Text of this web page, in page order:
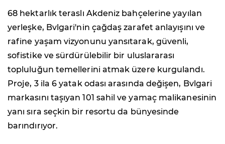
68 hektarlık teraslı Akdeniz bahçelerine yayılan
yerleşke, Bvlgari'nin çağdaş zarafet anlayışını ve
rafine yaşam vizyonunu yansıtarak, güvenli,
sofistike ve sürdürülebilir bir uluslararası
topluluğun temellerini atmak üzere kurgulandı.
Proje, 3 ila 6 yatak odası arasında değişen, Bvlgari
markasını taşıyan 101 sahil ve yamaç malikanesinin
yanı sıra seçkin bir resortu da bünyesinde
barındırıyor.